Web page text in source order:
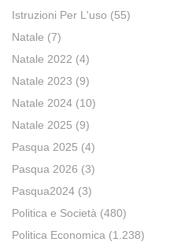
Istruzioni Per L'uso (55)
Natale (7)
Natale 2022 (4)
Natale 2023 (9)
Natale 2024 (10)
Natale 2025 (9)
Pasqua 2025 (4)
Pasqua 2026 (3)
Pasqua2024 (3)
Politica e Società (480)
Politica Economica (1.238)